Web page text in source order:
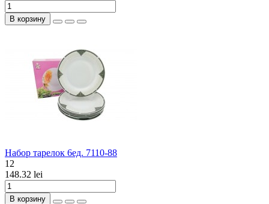
В корзину
Набор тарелок 6ед. 7110-88
12
148.32 lei
В корзину